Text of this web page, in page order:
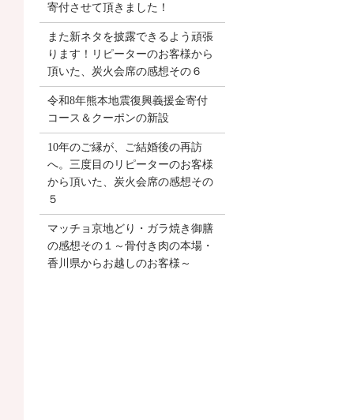
寄付させて頂きました！
また新ネタを披露できるよう頑張
ります！リピーターのお客様から
頂いた、炭火会席の感想その６
令和8年熊本地震復興義援金寄付
コース＆クーポンの新設
10年のご縁が、ご結婚後の再訪
へ。三度目のリピーターのお客様
から頂いた、炭火会席の感想その
５
マッチョ京地どり・ガラ焼き御膳
の感想その１～骨付き肉の本場・
香川県からお越しのお客様～